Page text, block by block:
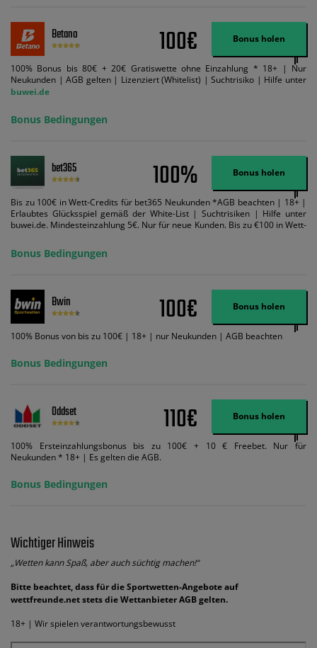
Betano 100€ Bonus holen
100% Bonus bis 80€ + 20€ Gratiswette ohne Einzahlung * 18+ | Nur
Neukunden | AGB gelten | Lizenziert (Whitelist) | Suchtrisiko | Hilfe unter
buwei.de
Bonus Bedingungen
bet365 100% Bonus holen
Bis zu 100€ in Wett-Credits für bet365 Neukunden *AGB beachten | 18+ |
Erlaubtes Glücksspiel gemäß der White-List | Suchtrisiken | Hilfe unter
buwei.de. Mindesteinzahlung 5€. Nur für neue Kunden. Bis zu €100 in Wett-
ein und wir geben Ihnen die entsprechende qualifizierende Einzahlung in
Wett-Credits, wenn Sie qualifizierende Wetten im gleichen Wert platzieren
Wett-Credits aus. Es gelten die AGB, Zeitlimits und Ausnahmen. Der Bonus-
Code VIPANGEBOT kann während der Anmeldung benutzt werden, jedoch
ändert dies den Angebotsbetrag in keinster Weise.
Bonus Bedingungen
Bwin 100€ Bonus holen
100% Bonus von bis zu 100€ | 18+ | nur Neukunden | AGB beachten
Bonus Bedingungen
Oddset 110€ Bonus holen
100% Ersteinzahlungsbonus bis zu 100€ + 10 € Freebet. Nur für
Neukunden * 18+ | Es gelten die AGB.
Bonus Bedingungen
Wichtiger Hinweis
„Wetten kann Spaß, aber auch süchtig machen!“
Bitte beachtet, dass für die Sportwetten-Angebote auf
wettfreunde.net stets die Wettanbieter AGB gelten.
18+ | Wir spielen verantwortungsbewusst